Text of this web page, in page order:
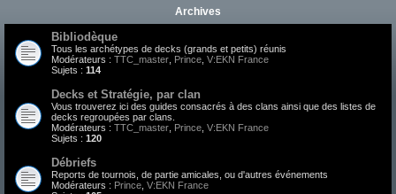
Archives
Bibliodèque
Tous les archétypes de decks (grands et petits) réunis
Modérateurs : TTC_master Prince V:EKN France
Sujets : 114
Decks et Stratégie, par clan
Vous trouverez ici des guides consacrés à des clans ainsi que des listes de
decks regroupées par clans.
Modérateurs : TTC_master Prince V:EKN France
Sujets : 120
Débriefs
Reports de tournois, de partie amicales, ou d'autres événements
Modérateurs : Prince V:EKN France